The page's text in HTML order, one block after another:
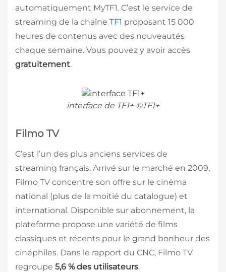
automatiquement MyTF1. C’est le service de
streaming de la chaîne TF1 proposant 15 000
heures de contenus avec des nouveautés
chaque semaine. Vous pouvez y avoir accès
gratuitement.
interface de TF1+ ©TF1+
Filmo TV
C’est l’un des plus anciens services de
streaming français. Arrivé sur le marché en 2009,
Filmo TV concentre son offre sur le cinéma
national (plus de la moitié du catalogue) et
international. Disponible sur abonnement, la
plateforme propose une variété de films
classiques et récents pour le grand bonheur des
cinéphiles. Dans le rapport du CNC, Filmo TV
regroupe 5,6 % des utilisateurs.